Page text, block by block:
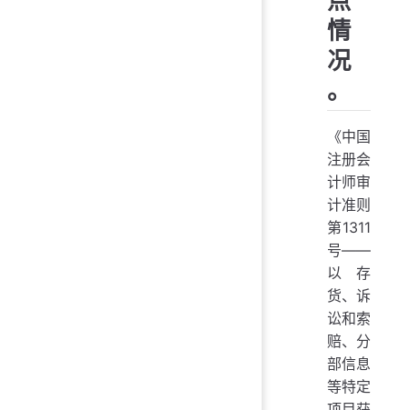
情
况
。
《中国
注册会
计师审
计准则
第1311
号——
以存
货、诉
讼和索
赔、分
部信息
等特定